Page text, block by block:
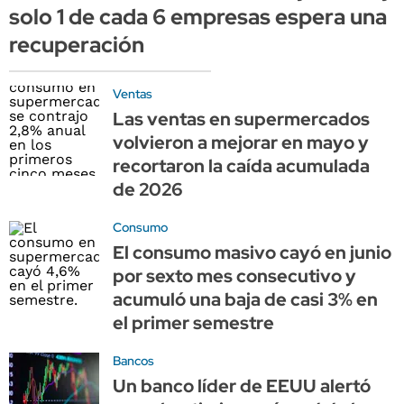
solo 1 de cada 6 empresas espera una
recuperación
Ventas
Las ventas en supermercados
volvieron a mejorar en mayo y
recortaron la caída acumulada
de 2026
Consumo
El consumo masivo cayó en junio
por sexto mes consecutivo y
acumuló una baja de casi 3% en
el primer semestre
Bancos
Un banco líder de EEUU alertó